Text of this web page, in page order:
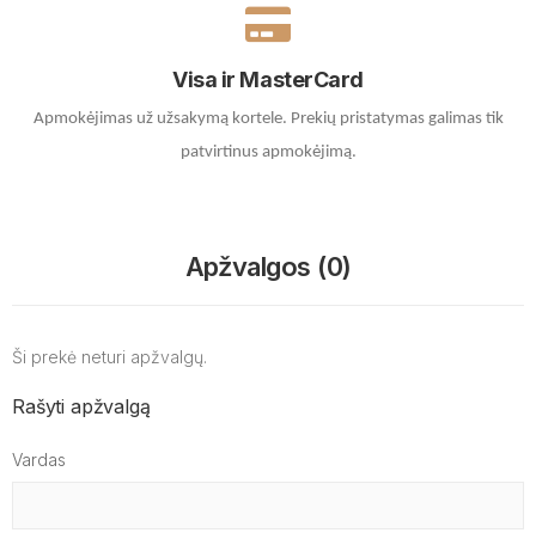
Visa ir MasterCard
Apmokėjimas už užsakymą kortele. Prekių pristatymas galimas tik
patvirtinus apmokėjimą.
Apžvalgos (0)
Ši prekė neturi apžvalgų.
Rašyti apžvalgą
Vardas